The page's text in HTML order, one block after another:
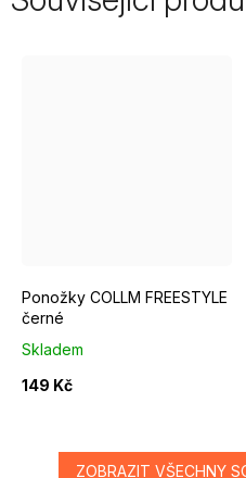
Ponožky COLLM FREESTYLE
černé
Skladem
149 Kč
ZOBRAZIT VŠECHNY